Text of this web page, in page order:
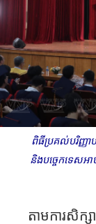
ពិធីប្រគល់បរិញ្ញាប
និងប​ច្ចេកទេស
តាមការសិ